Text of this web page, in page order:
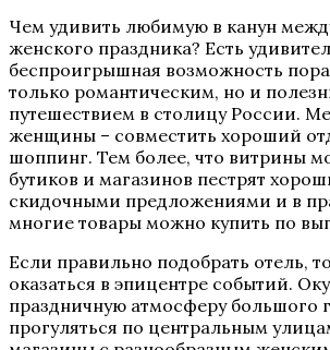
Чем удивить любимую в канун
женского праздника? Есть
беспроигрышная возможность
только романтическим, но и
путешествием в столицу России.
женщины – совместить хороший
шоппинг. Тем более, что витрины
бутиков и магазинов пестрят
скидочными предложениями и в
многие товары можно купить по
Если правильно подобрать отель,
оказаться в эпицентре событий.
праздничную атмосферу большого
прогуляться по центральным